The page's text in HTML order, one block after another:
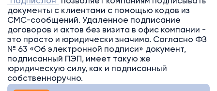
документы с клиентами с помощью кодов из
СМС-сообщений. Удаленное подписание
договоров и актов без визита в офис компании -
это просто и юридически значимо. Согласно ФЗ
№ 63 «Об электронной подписи» документ,
подписанный ПЭП, имеет такую же
юридическую силу, как и подписанный
собственноручно.